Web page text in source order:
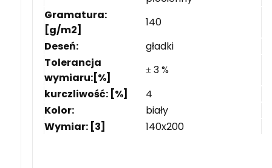
Gramatura:
[g/m2]
140
Deseń:
gładki
Tolerancja
wymiaru:[%]
± 3 %
kurczliwość: [%]
4
Kolor:
biały
Wymiar: [3]
140x200